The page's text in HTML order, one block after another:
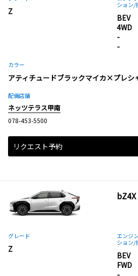
Z
ション/
BEV
4WD
-
-
カラー
アティチュードブラックマイカ×プレシ
配備店舗
ネッツテラス甲南
078-453-5500
リクエスト予約
bZ4X
グレード
Z
エンジ
ション/
BEV
FWD